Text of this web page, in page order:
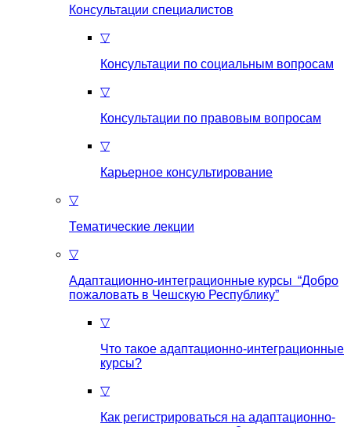
Консультации специалистов
▽
Консультации по социальным вопросам
▽
Консультации по правовым вопросам
▽
Карьерное консультирование
▽
Тематические лекции
▽
Адаптационно-интеграционные курсы “Добро
пожаловать в Чешскую Республику”
▽
Что такое aдаптационно-интеграционные
курсы?
▽
Как регистрироваться на aдаптационно-